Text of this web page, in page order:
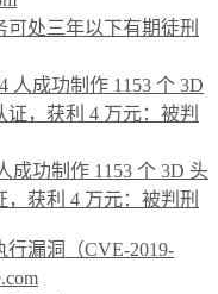
处三年以下有期徒刑
成功制作 1153 个 3D 头
获利 4 万元：被判刑